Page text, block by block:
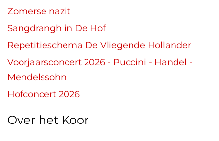
Zomerse nazit
Sangdrangh in De Hof
Repetitieschema De Vliegende Hollander
Voorjaarsconcert 2026 - Puccini - Handel -
Mendelssohn
Hofconcert 2026
Over het Koor